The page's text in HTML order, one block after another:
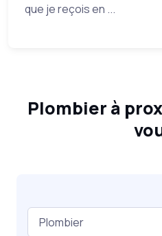
que je reçois en ...
Plombier à